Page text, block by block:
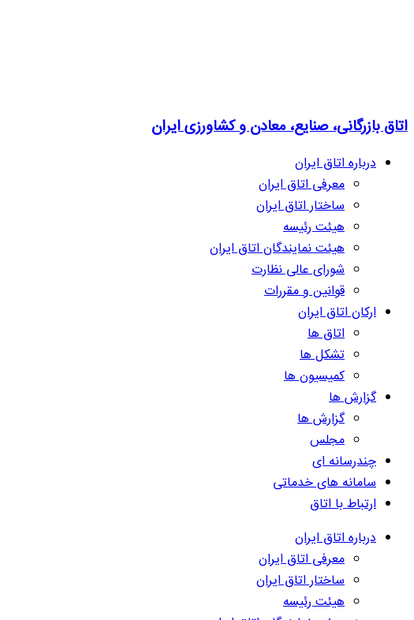
اتاق بازرگانی، صنایع، معادن و کشاورزی ایران
درباره اتاق ایران
معرفی اتاق ایران
ساختار اتاق ایران
هیئت رئیسه
هیئت نمایندگان اتاق ایران
شورای عالی نظارت
قوانین و مقررات
ارکان اتاق ایران
اتاق ها
تشکل ها
کمیسیون ها
گزارش ها
گزارش ها
مجلس
چندرسانه ای
سامانه های خدماتی
ارتباط با اتاق
درباره اتاق ایران
معرفی اتاق ایران
ساختار اتاق ایران
هیئت رئیسه